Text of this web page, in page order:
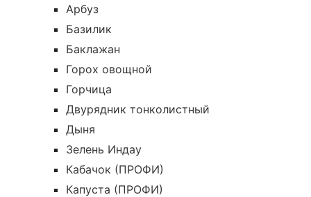
Арбуз
Базилик
Баклажан
Горох овощной
Горчица
Двурядник тонколистный
Дыня
Зелень Индау
Кабачок (ПРОФИ)
Капуста (ПРОФИ)